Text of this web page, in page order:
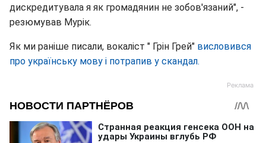
дискредитувала я як громадянин не зобов'язаний", -
резюмував Мурік.
Як ми раніше писали, вокаліст " Грін Грей" висловився
про українську мову і потрапив у скандал.